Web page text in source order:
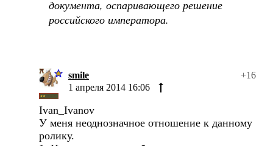
документа, оспаривающего решение
российского императора.
smile
+16
1 апреля 2014 16:06
Ivan_Ivanov
У меня неоднозначное отношение к данному
ролику.